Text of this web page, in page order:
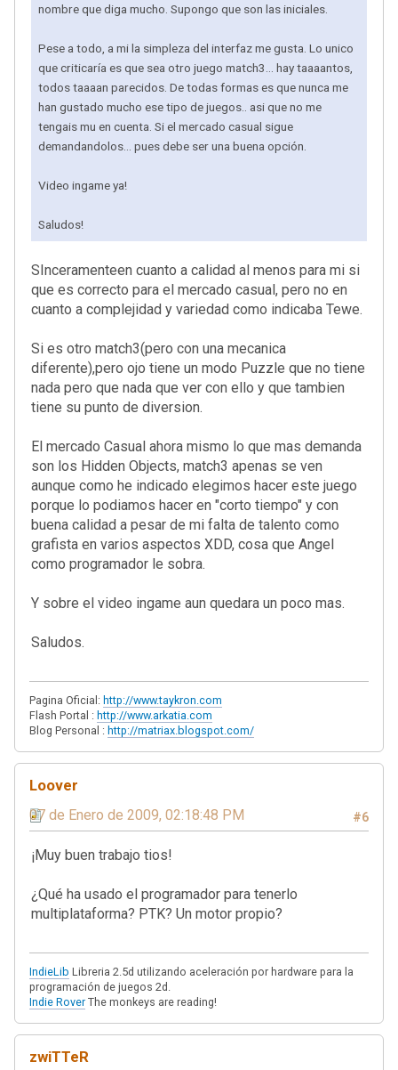
nombre que diga mucho. Supongo que son las iniciales.
Pese a todo, a mi la simpleza del interfaz me gusta. Lo unico
que criticaría es que sea otro juego match3... hay taaaantos,
todos taaaan parecidos. De todas formas es que nunca me
han gustado mucho ese tipo de juegos.. asi que no me
tengais mu en cuenta. Si el mercado casual sigue
demandandolos... pues debe ser una buena opción.
Video ingame ya!
Saludos!
SInceramenteen cuanto a calidad al menos para mi si
que es correcto para el mercado casual, pero no en
cuanto a complejidad y variedad como indicaba Tewe.
Si es otro match3(pero con una mecanica
diferente),pero ojo tiene un modo Puzzle que no tiene
nada pero que nada que ver con ello y que tambien
tiene su punto de diversion.
El mercado Casual ahora mismo lo que mas demanda
son los Hidden Objects, match3 apenas se ven
aunque como he indicado elegimos hacer este juego
porque lo podiamos hacer en "corto tiempo" y con
buena calidad a pesar de mi falta de talento como
grafista en varios aspectos XDD, cosa que Angel
como programador le sobra.
Y sobre el video ingame aun quedara un poco mas.
Saludos.
Pagina Oficial: http://www.taykron.com
Flash Portal : http://www.arkatia.com
Blog Personal : http://matriax.blogspot.com/
Loover
#6
07 de Enero de 2009, 02:18:48 PM
¡Muy buen trabajo tios!
¿Qué ha usado el programador para tenerlo
multiplataforma? PTK? Un motor propio?
IndieLib Libreria 2.5d utilizando aceleración por hardware para la
programación de juegos 2d.
Indie Rover The monkeys are reading!
zwiTTeR